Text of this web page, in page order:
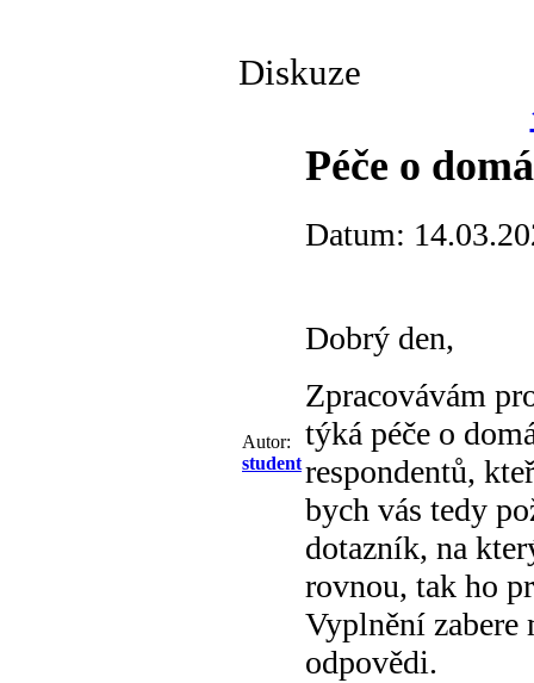
Diskuze
Autor:
student
Péče o
Datum:
Dobrý den,
Zpracovávám
týká péče o
respondentů,
bych vás tedy
dotazník, na
rovnou, tak ho
Vyplnění
odpovědi.